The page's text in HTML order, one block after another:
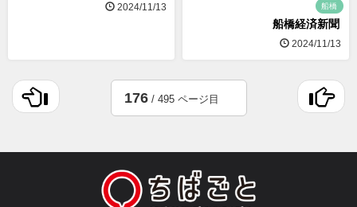
2024/11/13 船橋
船橋経済新聞
2024/11/13
176/ 495 ページ目